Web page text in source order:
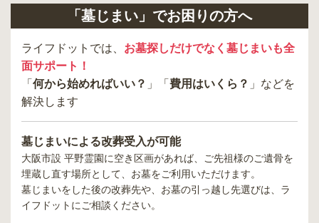
「墓じまい」でお困りの方へ
ライフドットでは、 お墓探しだけでなく墓じまいも全
面サポート！
「 何から始めればいい？ 」「 費用はいくら？ 」などを
解決します
墓じまいによる改葬受入が可能
大阪市設 平野霊園に空き区画があれば、ご先祖様のご遺骨を
埋蔵し直す場所として、お墓をご利用いただけます。
墓じまいをした後の改葬先や、お墓の引っ越し先選びは、ラ
イフドットにご相談ください。